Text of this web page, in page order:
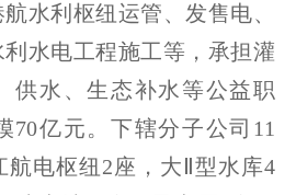
水利枢纽运管、发售电、
水电工程施工等，承担灌
供水、生态补水等公益职
70亿元。下辖分子公司11
航电枢纽2座，大Ⅱ型水库4